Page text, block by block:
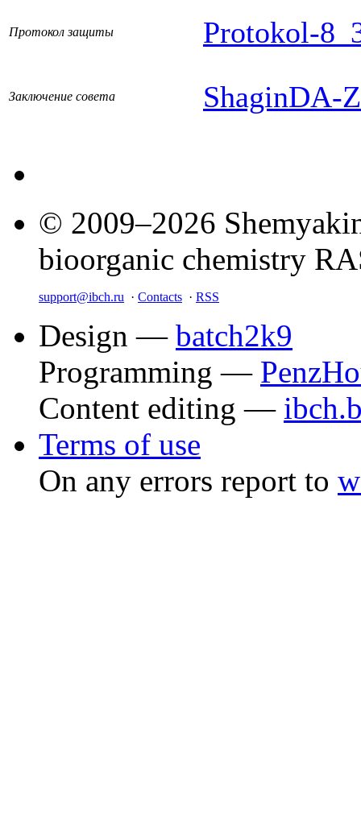
Протокол защиты Protokol-
Заключение совета ShaginDA-
© 2009–2026
bioorganic chemistry
support@ibch.ru · Contacts · RSS
Design — batch2k9
Programming —
Content editing —
Terms of use
On any errors report to